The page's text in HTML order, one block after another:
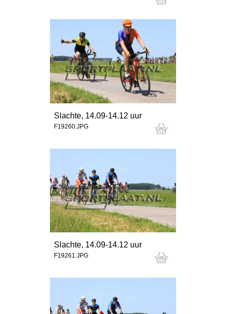
Slachte, 14.09-14.12 uur
F19260.JPG
Slachte, 14.09-14.12 uur
F19261.JPG